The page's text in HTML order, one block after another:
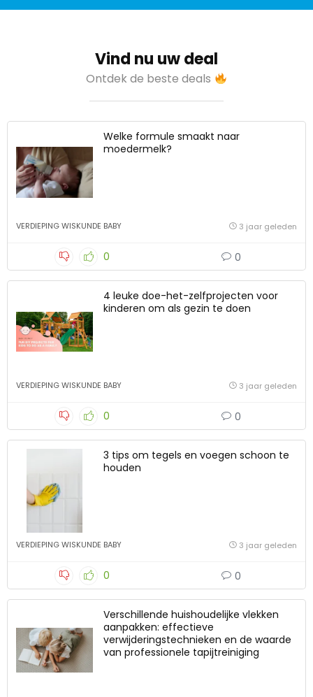
Vind nu uw deal
Ontdek de beste deals
Welke formule smaakt naar
moedermelk?
VERDIEPING WISKUNDE BABY 3 jaar geleden
0 0
4 leuke doe-het-zelfprojecten voor
kinderen om als gezin te doen
VERDIEPING WISKUNDE BABY 3 jaar geleden
0 0
3 tips om tegels en voegen schoon te
houden
VERDIEPING WISKUNDE BABY 3 jaar geleden
0 0
Verschillende huishoudelijke vlekken
aanpakken: effectieve
verwijderingstechnieken en de waarde
van professionele tapijtreiniging